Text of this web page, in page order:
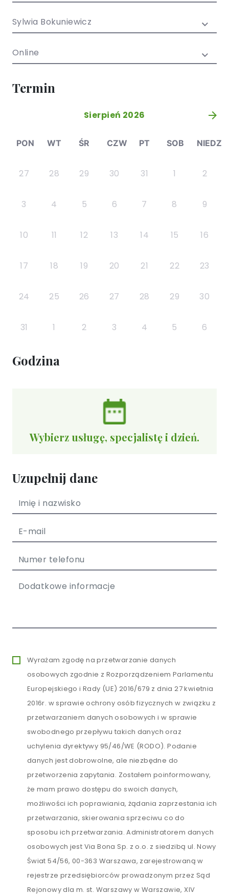
młodzieży
Sylwia Bokuniewicz
Online
Termin
Sierpień 2026 »
PON WT ŚR CZW PT SOB NIEDZ
27 28 29 30 31 1 2
3 4 5 6 7 8 9
10 11 12 13 14 15 16
17 18 19 20 21 22 23
24 25 26 27 28 29 30
31 1 2 3 4 5 6
Godzina
Wybierz usługę, specjalistę i dzień.
Uzupełnij dane
Wyrażam zgodę na przetwarzanie danych
osobowych zgodnie z Rozporządzeniem Parlamentu
Europejskiego i Rady (UE) 2016/679 z dnia 27 kwietnia
2016r. w sprawie ochrony osób fizycznych w związku z
przetwarzaniem danych osobowych i w sprawie
swobodnego przepływu takich danych oraz
uchylenia dyrektywy 95/46/WE (RODO). Podanie
danych jest dobrowolne, ale niezbędne do
przetworzenia zapytania. Zostałem poinformowany,
że mam prawo dostępu do swoich danych,
możliwości ich poprawiania, żądania zaprzestania ich
przetwarzania, skierowania sprzeciwu co do
sposobu ich przetwarzania. Administratorem danych
osobowych jest Via Bona Sp. z o.o. z siedzibą ul. Nowy
Świat 54/56, 00-363 Warszawa, zarejestrowaną w
rejestrze przedsiębiorców prowadzonym przez Sąd
Rejonowy dla m. st. Warszawy w Warszawie, XIV